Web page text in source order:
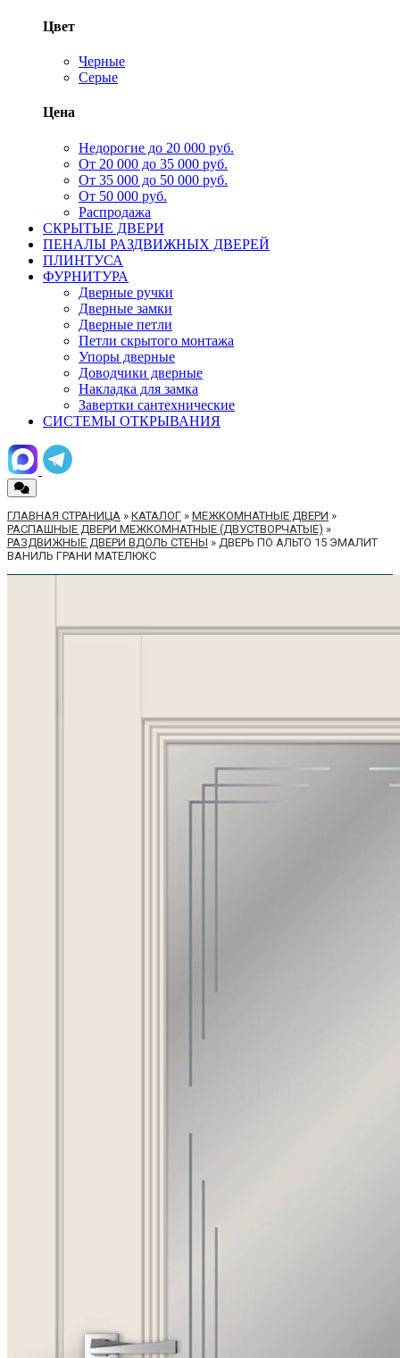
Цвет
Черные
Серые
Цена
Недорогие до 20 000 руб.
От 20 000 до 35 000 руб.
От 35 000 до 50 000 руб.
От 50 000 руб.
Распродажа
СКРЫТЫЕ ДВЕРИ
ПЕНАЛЫ РАЗДВИЖНЫХ ДВЕРЕЙ
ПЛИНТУСА
ФУРНИТУРА
Дверные ручки
Дверные замки
Дверные петли
Петли скрытого монтажа
Упоры дверные
Доводчики дверные
Накладка для замка
Завертки сантехнические
СИСТЕМЫ ОТКРЫВАНИЯ
ГЛАВНАЯ СТРАНИЦА » КАТАЛОГ » МЕЖКОМНАТНЫЕ ДВЕРИ »
РАСПАШНЫЕ ДВЕРИ МЕЖКОМНАТНЫЕ (ДВУСТВОРЧАТЫЕ) »
РАЗДВИЖНЫЕ ДВЕРИ ВДОЛЬ СТЕНЫ » ДВЕРЬ ПО АЛЬТО 15 ЭМАЛИТ
ВАНИЛЬ ГРАНИ МАТЕЛЮКС